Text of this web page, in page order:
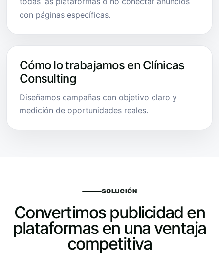
con páginas específicas.
Cómo lo trabajamos en Clínicas
Consulting
Diseñamos campañas con objetivo claro y
medición de oportunidades reales.
SOLUCIÓN
Convertimos publicidad en
plataformas en una ventaja
competitiva